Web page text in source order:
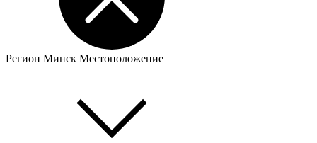
Регион Минск Местоположение